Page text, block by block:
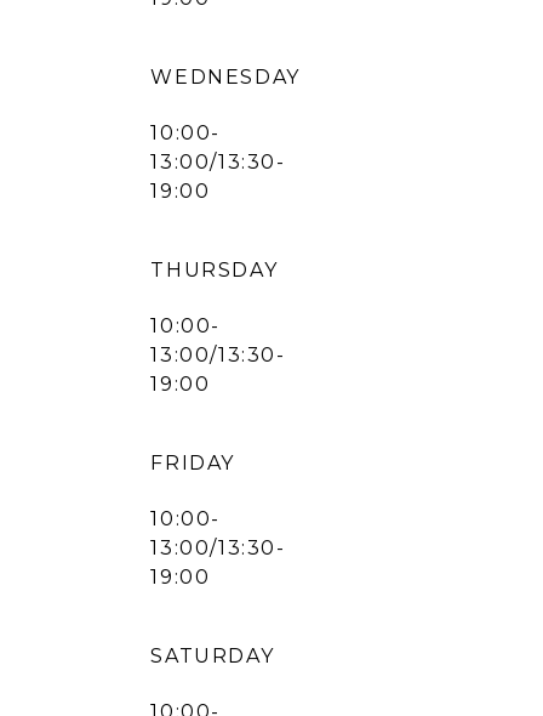
WEDNESDAY
10:00-
13:00/13:30-
19:00
THURSDAY
10:00-
13:00/13:30-
19:00
FRIDAY
10:00-
13:00/13:30-
19:00
SATURDAY